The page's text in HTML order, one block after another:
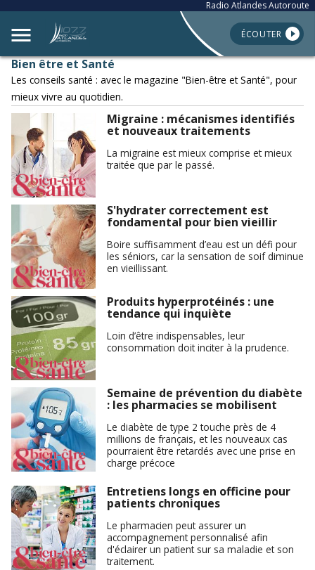
ÉCOUTER
Radio Atlandes Autoroute
Bien être et Santé
Les conseils santé : avec le magazine "Bien-être et Santé", pour
mieux vivre au quotidien.
Migraine : mécanismes identifiés
et nouveaux traitements
La migraine est mieux comprise et mieux
traitée que par le passé.
S'hydrater correctement est
fondamental pour bien vieillir
Boire suffisamment d’eau est un défi pour
les séniors, car la sensation de soif diminue
en vieillissant.
Produits hyperprotéinés : une
tendance qui inquiète
Loin d’être indispensables, leur
consommation doit inciter à la prudence.
Semaine de prévention du diabète
: les pharmacies se mobilisent
Le diabète de type 2 touche près de 4
millions de français, et les nouveaux cas
pourraient être retardés avec une prise en
charge précoce
Entretiens longs en officine pour
patients chroniques
Le pharmacien peut assurer un
accompagnement personnalisé afin
d'éclairer un patient sur sa maladie et son
traitement.